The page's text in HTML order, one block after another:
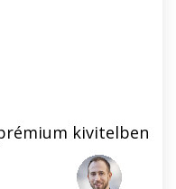
kivitelben